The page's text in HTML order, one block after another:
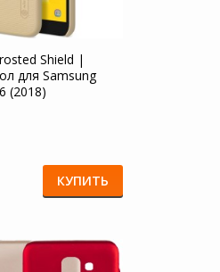
Shield |
для Samsung
(2018)
КУПИТЬ